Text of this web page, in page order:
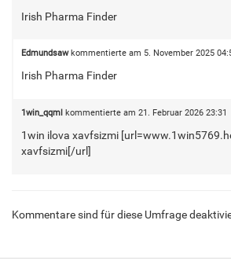
Irish Pharma Finder
Edmundsawkommentierte am 5. November 2025
Irish Pharma Finder
1win_qqmlkommentierte am 21. Februar 2026 23:31
1win ilova xavfsizmi
xavfsizmi[/url]
Kommentare sind für diese Umfrage